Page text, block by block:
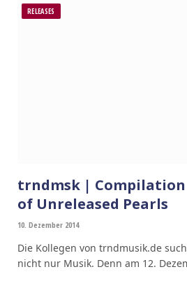
RELEASES
trndmsk | Compilation
of Unreleased Pearls
10. Dezember 2014
Die Kollegen von trndmusik.de
nicht nur Musik. Denn am 12.